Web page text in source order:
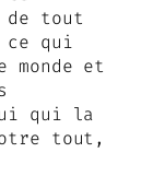
de tout
qui
et
qui la
tout,